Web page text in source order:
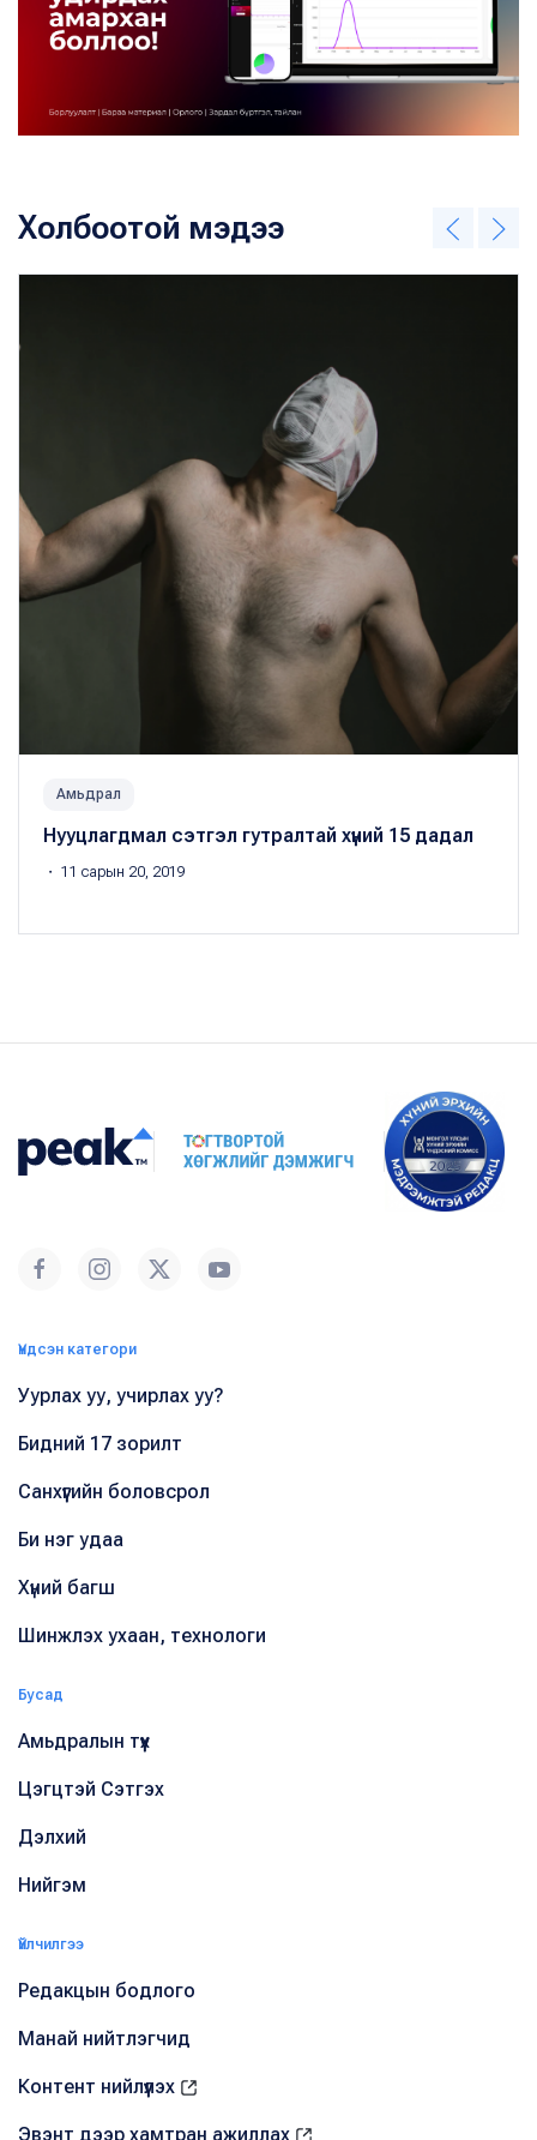
Холбоотой мэдээ
Амьдрал
Нууцлагдмал сэтгэл гутралтай хүний 15 дадал
・ 11 сарын 20, 2019
Үндсэн категори
Уурлах уу, учирлах уу?
Бидний 17 зорилт
Санхүүгийн боловсрол
Би нэг удаа
Хүний багш
Шинжлэх ухаан, технологи
Бусад
Амьдралын түүх
Цэгцтэй Сэтгэх
Дэлхий
Нийгэм
Үйлчилгээ
Редакцын бодлого
Манай нийтлэгчид
Контент нийлүүлэх
Эвэнт дээр хамтран ажиллах